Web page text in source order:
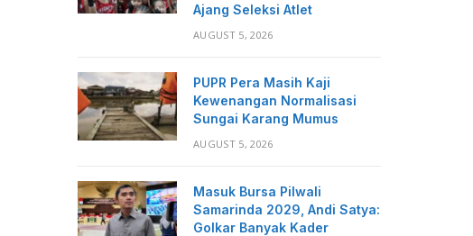
Ajang Seleksi Atlet
AUGUST 5, 2026
PUPR Pera Masih Kaji
Kewenangan Normalisasi
Sungai Karang Mumus
AUGUST 5, 2026
Masuk Bursa Pilwali
Samarinda 2029, Andi Satya:
Golkar Banyak Kader